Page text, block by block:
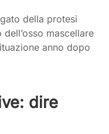
della protesi
mascellare
anno dopo
dire